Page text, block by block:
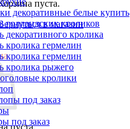
пуста.
в магазин
пуста.
декоративные белые купить
голландских кроликов
декоративного кролика
кролика гермелин
кролика гермелин
кролика рыжего
кролики
под заказ
под заказ